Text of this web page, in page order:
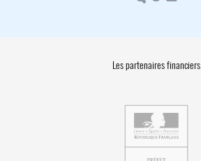
Les partenaires financiers